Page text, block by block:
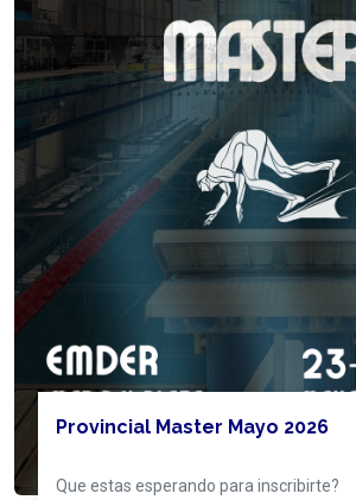
Provincial Master Mayo 2026
Que estas esperando para inscribirte?